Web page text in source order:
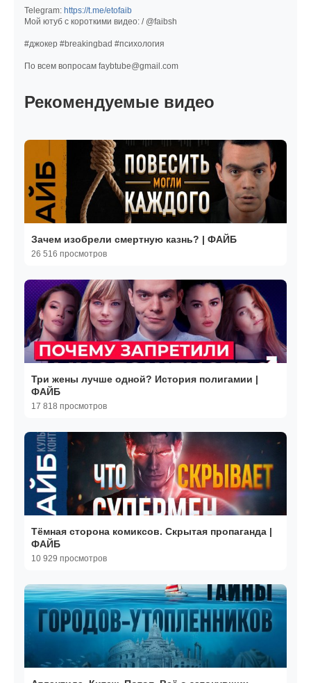
Telegram: https://t.me/etofaib
Мой ютуб с короткими видео: / @faibsh
#джокер #breakingbad #психология
По всем вопросам faybtube@gmail.com
Рекомендуемые видео
Зачем изобрели смертную казнь? | ФАЙБ
26 516 просмотров
Три жены лучше одной? История полигамии |
ФАЙБ
17 818 просмотров
Тёмная сторона комиксов. Скрытая пропаганда |
ФАЙБ
10 929 просмотров